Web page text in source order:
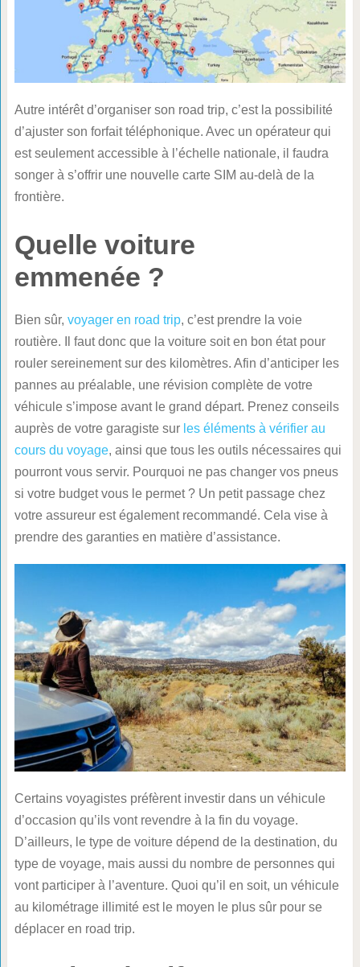
Autre intérêt d’organiser son road trip, c’est la possibilité
d’ajuster son forfait téléphonique. Avec un opérateur qui
est seulement accessible à l’échelle nationale, il faudra
songer à s’offrir une nouvelle carte SIM au-delà de la
frontière.
Quelle voiture
emmenée ?
Bien sûr, voyager en road trip, c’est prendre la voie
routière. Il faut donc que la voiture soit en bon état pour
rouler sereinement sur des kilomètres. Afin d’anticiper les
pannes au préalable, une révision complète de votre
véhicule s’impose avant le grand départ. Prenez conseils
auprès de votre garagiste sur les éléments à vérifier au
cours du voyage, ainsi que tous les outils nécessaires qui
pourront vous servir. Pourquoi ne pas changer vos pneus
si votre budget vous le permet ? Un petit passage chez
votre assureur est également recommandé. Cela vise à
prendre des garanties en matière d’assistance.
Certains voyagistes préfèrent investir dans un véhicule
d’occasion qu’ils vont revendre à la fin du voyage.
D’ailleurs, le type de voiture dépend de la destination, du
type de voyage, mais aussi du nombre de personnes qui
vont participer à l’aventure. Quoi qu’il en soit, un véhicule
au kilométrage illimité est le moyen le plus sûr pour se
déplacer en road trip.